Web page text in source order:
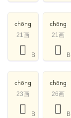
chōng
21画
𢥞 B
chōng
21画
𩥫 B
chōng
23画
𪒒 B
chōng
26画
𩰀 B